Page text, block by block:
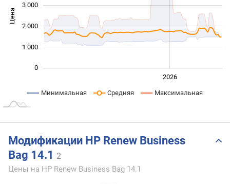
Цена
0
1 000
2 000
3 000
2026
Минимальная Средняя Максимальная
Модификации HP Renew Business
Bag 14.1 2
Цены на HP Renew Business Bag 14.1